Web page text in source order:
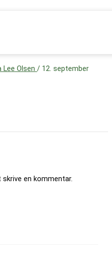
Lee Olsen / 12. september
en kommentar.